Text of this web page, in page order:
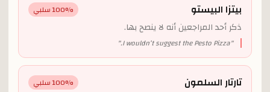
بيتزا البيستو 100% سلبي
ذكر أحد المراجعين أنه لا ينصح بها.
"
I wouldn’t suggest the Pesto Pizza.
"
تارتار السلمون 100% سلبي